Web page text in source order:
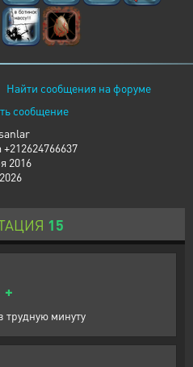
Найти сообщения на форуме
сообщение
2016
15
+
трудную минуту